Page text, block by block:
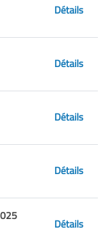
Détails
Détails
Détails
Détails
Détails